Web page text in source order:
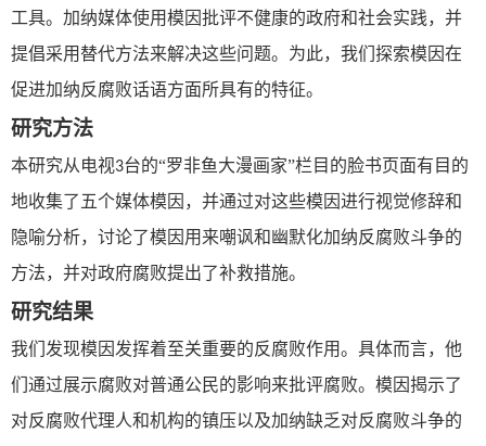
工具。加纳媒体使用模因批评不健康的政府和社会实践，并
提倡采用替代方法来解决这些问题。为此，我们探索模因在
促进加纳反腐败话语方面所具有的特征。
研究方法
本研究从电视3台的“罗非鱼大漫画家”栏目的脸书页面有目的
地收集了五个媒体模因，并通过对这些模因进行视觉修辞和
隐喻分析，讨论了模因用来嘲讽和幽默化加纳反腐败斗争的
方法，并对政府腐败提出了补救措施。
研究结果
我们发现模因发挥着至关重要的反腐败作用。具体而言，他
们通过展示腐败对普通公民的影响来批评腐败。模因揭示了
对反腐败代理人和机构的镇压以及加纳缺乏对反腐败斗争的